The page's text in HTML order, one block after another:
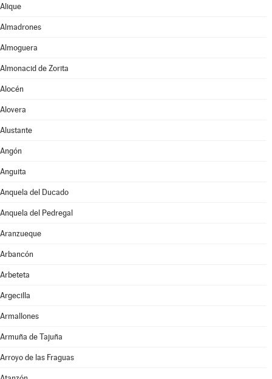
Alique
Almadrones
Almoguera
Almonacid de Zorita
Alocén
Alovera
Alustante
Angón
Anguita
Anquela del Ducado
Anquela del Pedregal
Aranzueque
Arbancón
Arbeteta
Argecilla
Armallones
Armuña de Tajuña
Arroyo de las Fraguas